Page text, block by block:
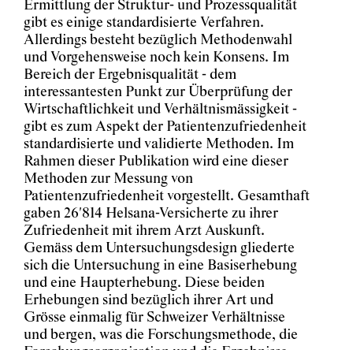
Ermittlung der Struktur- und Prozessqualität
gibt es einige standardisierte Verfahren.
Allerdings besteht bezüglich Methodenwahl
und Vorgehensweise noch kein Konsens. Im
Bereich der Ergebnisqualität - dem
interessantesten Punkt zur Überprüfung der
Wirtschaftlichkeit und Verhältnismässigkeit -
gibt es zum Aspekt der Patientenzufriedenheit
standardisierte und validierte Methoden. Im
Rahmen dieser Publikation wird eine dieser
Methoden zur Messung von
Patientenzufriedenheit vorgestellt. Gesamthaft
gaben 26'814 Helsana-Versicherte zu ihrer
Zufriedenheit mit ihrem Arzt Auskunft.
Gemäss dem Untersuchungsdesign gliederte
sich die Untersuchung in eine Basiserhebung
und eine Haupterhebung. Diese beiden
Erhebungen sind bezüglich ihrer Art und
Grösse einmalig für Schweizer Verhältnisse
und bergen, was die Forschungsmethode, die